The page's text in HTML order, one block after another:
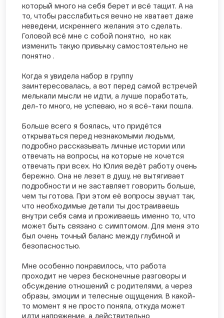
который много на себя берет и всё тащит. А на
то, чтобы расслабиться вечно не хватает даже
неведени, искреннего желания это сделать.
Головой всё мне с собой понятно, но как
изменить такую привычку самостоятельно не
понятно .
Когда я увидела набор в группу
заинтересовалась, а вот перед самой встречей
мелькали мысли не идти, а лучше поработать,
дел-то много, не успеваю, но я всё-таки пошла.
Больше всего я боялась, что придётся
открываться перед незнакомыми людьми,
подробно рассказывать личные истории или
отвечать на вопросы, на которые не хочется
отвечать при всех. Но Юлия ведёт работу очень
бережно. Она не лезет в душу, не вытягивает
подробности и не заставляет говорить больше,
чем ты готова. При этом её вопросы звучат так,
что необходимые детали ты достраиваешь
внутри себя сама и проживаешь именно то, что
может быть связано с симптомом. Для меня это
был очень точный баланс между глубиной и
безопасностью.
Мне особенно понравилось, что работа
проходит не через бесконечные разговоры и
обсуждение отношений с родителями, а через
образы, эмоции и телесные ощущения. В какой-
то момент я не просто поняла, откуда может
идти напряжение, а действительно